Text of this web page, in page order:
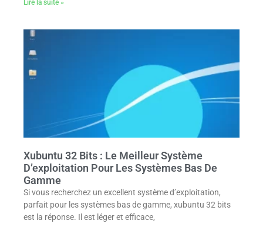
Lire la suite »
Xubuntu 32 Bits : Le Meilleur Système
D’exploitation Pour Les Systèmes Bas De
Gamme
Si vous recherchez un excellent système d’exploitation,
parfait pour les systèmes bas de gamme, xubuntu 32 bits
est la réponse. Il est léger et efficace,